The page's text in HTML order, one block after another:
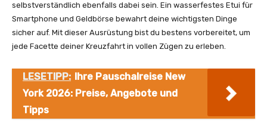
selbstverständlich ebenfalls dabei sein. Ein wasserfestes Etui für
Smartphone und Geldbörse bewahrt deine wichtigsten Dinge
sicher auf. Mit dieser Ausrüstung bist du bestens vorbereitet, um
jede Facette deiner Kreuzfahrt in vollen Zügen zu erleben.
LESETIPP: Ihre Pauschalreise New
York 2026: Preise, Angebote und
Tipps